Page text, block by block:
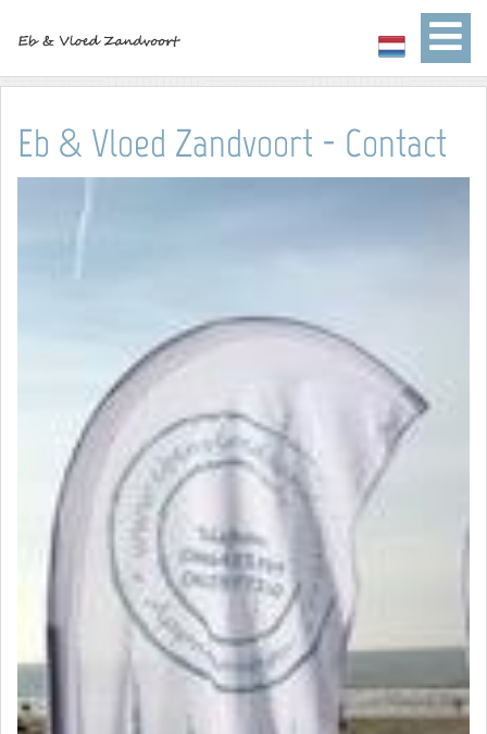
Eb & Vloed Zandvoort - Contact